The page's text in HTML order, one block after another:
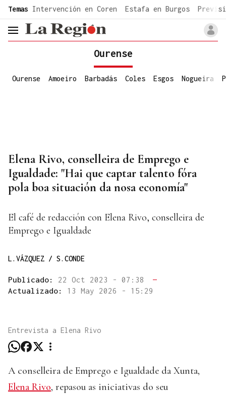
common.go-to-content
Temas Intervención en Coren Estafa en Burgos
header.menu.open
Ourense
Ourense Amoeiro Barbadás Coles Esgos Nogueira
Elena Rivo, conselleira de Emprego e
Igualdade: "Hai que captar talento fóra
pola boa situación da nosa economía"
El café de redacción con Elena Rivo, conselleira de
Emprego e Igualdade
L.VÁZQUEZ / S.CONDE
Publicado: 22 Oct 2023 - 07:38
—
Actualizado: 13 May 2026 - 15:29
Entrevista a Elena Rivo
A conselleira de Emprego e Igualdade da Xunta,
Elena Rivo, repasou as iniciativas do seu